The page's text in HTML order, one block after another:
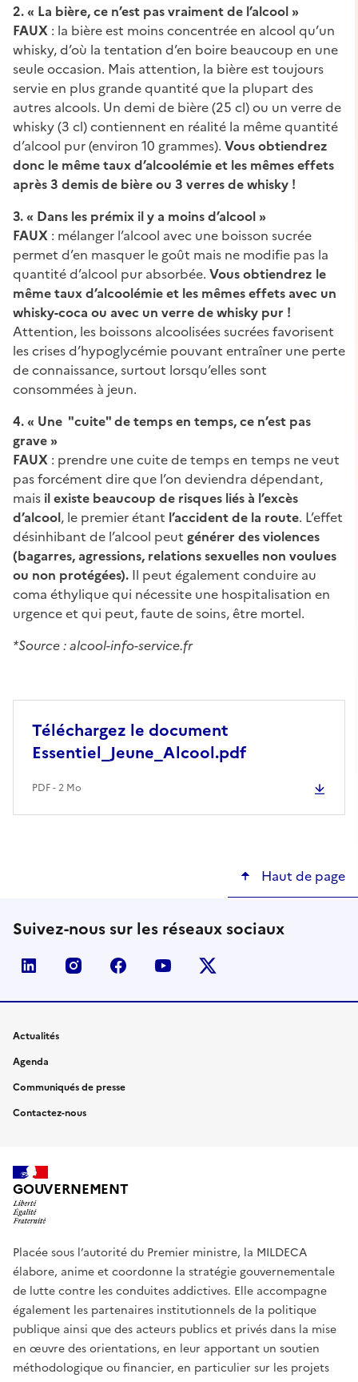
2. « La bière, ce n’est pas vraiment de l’alcool »
FAUX : la bière est moins concentrée en alcool qu’un
whisky, d’où la tentation d’en boire beaucoup en une
seule occasion. Mais attention, la bière est toujours
servie en plus grande quantité que la plupart des
autres alcools. Un demi de bière (25 cl) ou un verre de
whisky (3 cl) contiennent en réalité la même quantité
d’alcool pur (environ 10 grammes). Vous obtiendrez
donc le même taux d’alcoolémie et les mêmes effets
après 3 demis de bière ou 3 verres de whisky !
3. « Dans les prémix il y a moins d’alcool »
FAUX : mélanger l’alcool avec une boisson sucrée
permet d’en masquer le goût mais ne modifie pas la
quantité d’alcool pur absorbée. Vous obtiendrez le
même taux d’alcoolémie et les mêmes effets avec un
whisky-coca ou avec un verre de whisky pur !
Attention, les boissons alcoolisées sucrées favorisent
les crises d’hypoglycémie pouvant entraîner une perte
de connaissance, surtout lorsqu’elles sont
consommées à jeun.
4. « Une "cuite" de temps en temps, ce n’est pas
grave »
FAUX : prendre une cuite de temps en temps ne veut
pas forcément dire que l’on deviendra dépendant,
mais il existe beaucoup de risques liés à l’excès
d’alcool, le premier étant l’accident de la route. L’effet
désinhibant de l’alcool peut générer des violences
(bagarres, agressions, relations sexuelles non voulues
ou non protégées). Il peut également conduire au
coma éthylique qui nécessite une hospitalisation en
urgence et qui peut, faute de soins, être mortel.
*Source : alcool-info-service.fr
Téléchargez le document
Essentiel_Jeune_Alcool.pdf
PDF - 2 Mo
Haut de page
Suivez-nous sur les réseaux sociaux
linkedin instagramfacebook youtube
Actualités
Agenda
Communiqués de presse
Contactez-nous
GOUVERNEMENT
Placée sous l’autorité du Premier ministre, la MILDECA
élabore, anime et coordonne la stratégie gouvernementale
de lutte contre les conduites addictives. Elle accompagne
également les partenaires institutionnels de la politique
publique ainsi que des acteurs publics et privés dans la mise
en œuvre des orientations, en leur apportant un soutien
méthodologique ou financier, en particulier sur les projets